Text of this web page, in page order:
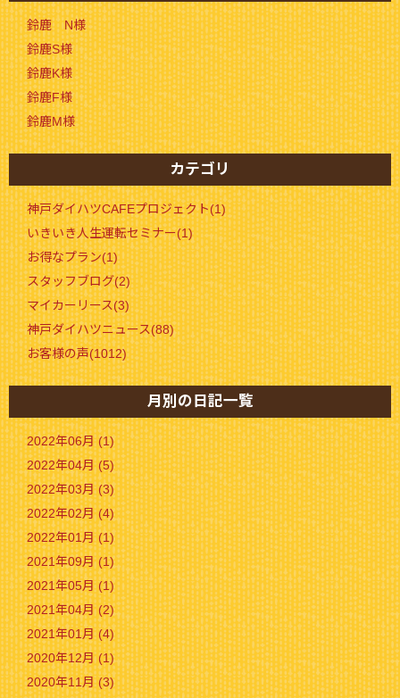
鈴鹿 N様
鈴鹿S様
鈴鹿K様
鈴鹿F様
鈴鹿M様
カテゴリ
神戸ダイハツCAFEプロジェクト(1)
いきいき人生運転セミナー(1)
お得なプラン(1)
スタッフブログ(2)
マイカーリース(3)
神戸ダイハツニュース(88)
お客様の声(1012)
月別の日記一覧
2022年06月 (1)
2022年04月 (5)
2022年03月 (3)
2022年02月 (4)
2022年01月 (1)
2021年09月 (1)
2021年05月 (1)
2021年04月 (2)
2021年01月 (4)
2020年12月 (1)
2020年11月 (3)